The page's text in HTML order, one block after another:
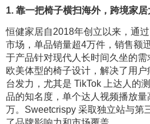
1. 靠一把椅子横扫海外，跨境家居
恒健家居自2018年创立以来，通
市场，单品销量超4万件，销售额
于产品针对现代人长时间久坐的
欧美体型的椅子设计，解决了用
台发力，尤其是 TikTok 上达人的
品的知名度，单个达人视频播放
万。Sweetcrispy 采取独立站与第